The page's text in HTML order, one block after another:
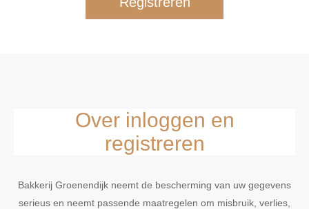
Over inloggen en
registreren
Bakkerij Groenendijk neemt de bescherming van uw gegevens
serieus en neemt passende maatregelen om misbruik, verlies,